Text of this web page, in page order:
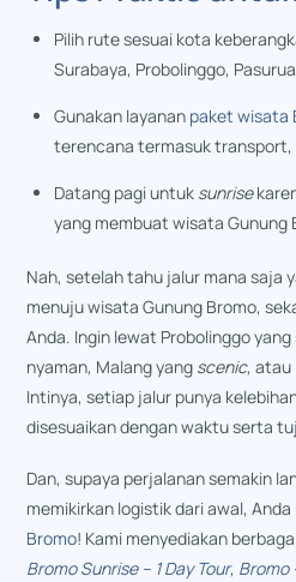
Pilih rute sesuai kota
Surabaya, Probolinggo,
Gunakan layanan paket wisata
terencana termasuk
Datang pagi untuk sunrise
yang membuat wisata Gunung
Nah, setelah tahu jalur mana saja
menujuwisata Gunung Bromo,
Anda. Ingin lewat Probolinggo
nyaman, Malang yang scenic, atau
Intinya, setiap jalur punya
disesuaikan dengan waktu serta
Dan, supaya perjalanan semakin
memikirkan logistik dari awal,
Bromo! Kami menyediakan
Bromo Sunrise – 1 Day Tour, Bromo